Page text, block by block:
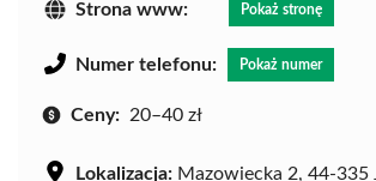
Strona www: Pokaż stronę
Numer telefonu: Pokaż numer
Ceny: 20–40 zł
Lokalizacja: Mazowiecka 2, 44-335